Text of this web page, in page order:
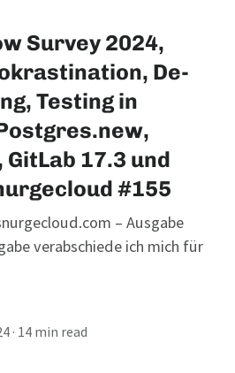
Survey 2024,
De-
Testing in
17.3 und
#155
– Ausgabe
verabschiede ich mich für
· 14 min read